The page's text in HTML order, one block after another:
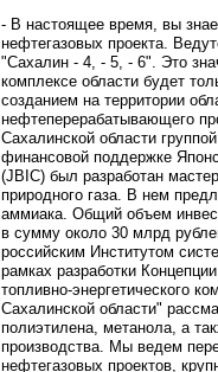
- В настоящее время, вы
нефтегазовых проекта.
"Сахалин - 4, - 5, - 6". Это
комплексе области будет
созданием на территории
нефтеперерабатывающего
Сахалинской области
финансовой поддержке
(JBIC) был разработан
природного газа. В нем
аммиака. Общий объем
в сумму около 30 млрд
российским Институтом
рамках разработки
топливно-энергетического
Сахалинской области"
полиэтилена, метанола, а
производства. Мы ведем
нефтегазовых проектов,